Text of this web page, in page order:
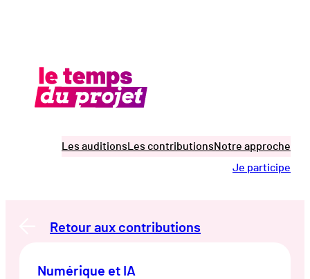
Les auditionsLes contributionsNotre approche
Je participe
Retour aux contributions
Numérique et IA